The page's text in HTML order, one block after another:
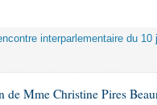
interparlementaire du
Mme Christine Pires